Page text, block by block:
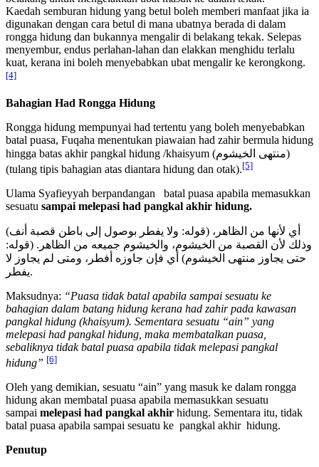
Kaedah semburan hidung yang betul boleh memberi manfaat jika ia
digunakan dengan cara betul di mana ubatnya berada di dalam
rongga hidung dan bukannya mengalir di belakang tekak. Selepas
menyembur, endus perlahan-lahan dan elakkan menghidu terlalu
kuat, kerana ini boleh menyebabkan ubat mengalir ke kerongkong.
[4]
Bahagian Had Rongga Hidung
Rongga hidung mempunyai had tertentu yang boleh menyebabkan
batal puasa, Fuqaha menentukan piawaian had zahir bermula hidung
hingga batas akhir pangkal hidung /khaisyum (منتهى الخيشوم)
(tulang tipis bahagian atas diantara hidung dan otak).[5]
Ulama Syafieyyah berpandangan batal puasa apabila memasukkan
sesuatu sampai melepasi had pangkal akhir hidung.
(قوله: ولا يفطر بوصول إلى باطن قصبة أنف) أي لأنها من الظاهر،
وذلك لأن القصبة من الخيشوم، والخيشوم جميعه من الظاهر. (قوله:
حتى يجاوز منتهى الخيشوم) أي فإن جاوزه أفطر، ومتى لم يجاوز لا
يفطر.
Maksudnya: “Puasa tidak batal apabila sampai sesuatu ke
bahagian dalam batang hidung kerana had zahir pada kawasan
pangkal hidung (khaisyum). Sementara sesuatu “ain” yang
melepasi had pangkal hidung, maka membatalkan puasa,
sebaliknya tidak batal puasa apabila tidak melepasi pangkal
hidung” [6]
Oleh yang demikian, sesuatu “ain” yang masuk ke dalam rongga
hidung akan membatal puasa apabila memasukkan sesuatu
sampai melepasi had pangkal akhir hidung. Sementara itu, tidak
batal puasa apabila sampai sesuatu ke pangkal akhir hidung.
Penutup